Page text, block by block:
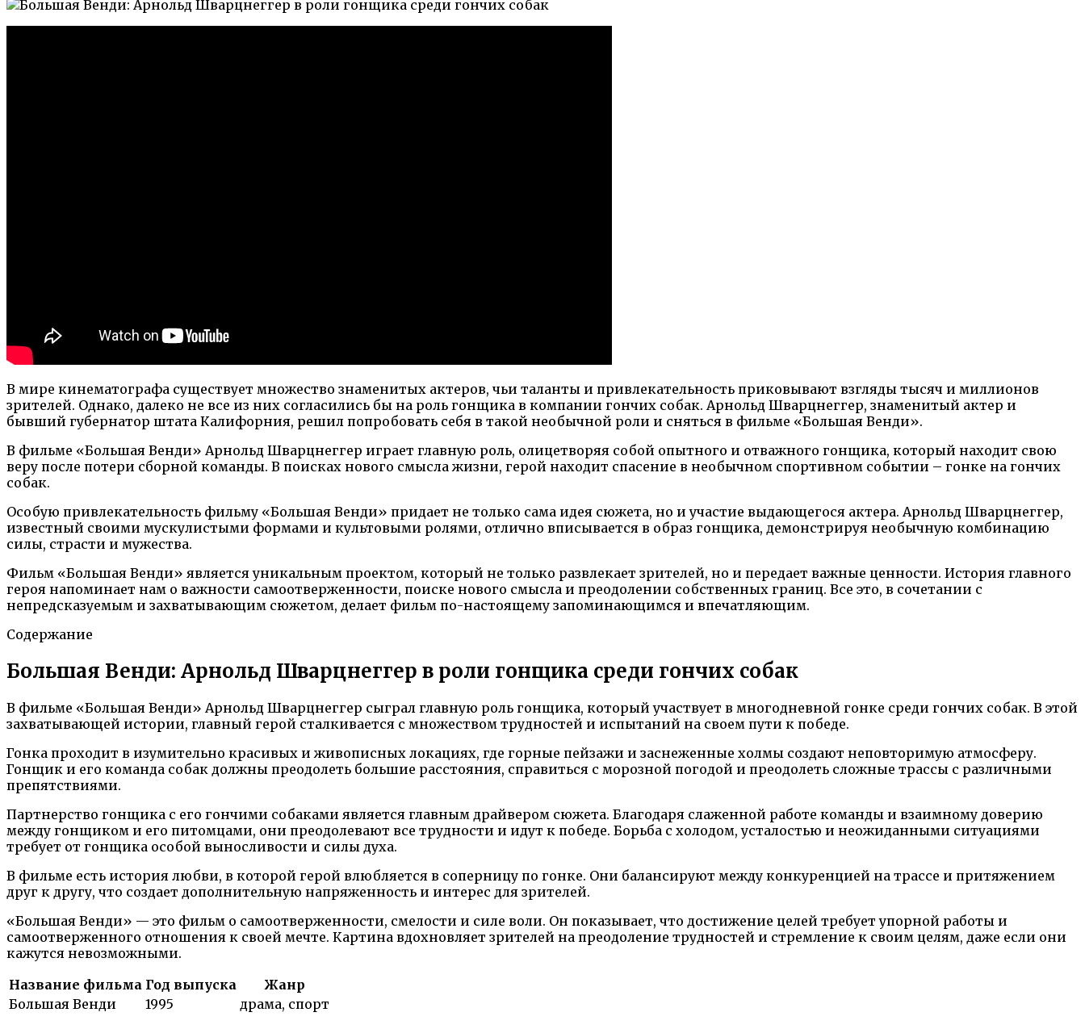
В мире кинематографа существует множество знаменитых актеров, чьи таланты и привлекательность приковывают взгляды тысяч и миллионов
зрителей. Однако, далеко не все из них согласились бы на роль гонщика в компании гончих собак. Арнольд Шварцнеггер, знаменитый актер и
бывший губернатор штата Калифорния, решил попробовать себя в такой необычной роли и сняться в фильме «Большая Венди».
В фильме «Большая Венди» Арнольд Шварцнеггер играет главную роль, олицетворяя собой опытного и отважного гонщика, который находит свою
веру после потери сборной команды. В поисках нового смысла жизни, герой находит спасение в необычном спортивном событии – гонке на гончих
собак.
Особую привлекательность фильму «Большая Венди» придает не только сама идея сюжета, но и участие выдающегося актера. Арнольд Шварцнеггер,
известный своими мускулистыми формами и культовыми ролями, отлично вписывается в образ гонщика, демонстрируя необычную комбинацию
силы, страсти и мужества.
Фильм «Большая Венди» является уникальным проектом, который не только развлекает зрителей, но и передает важные ценности. История главного
героя напоминает нам о важности самоотверженности, поиске нового смысла и преодолении собственных границ. Все это, в сочетании с
непредсказуемым и захватывающим сюжетом, делает фильм по-настоящему запоминающимся и впечатляющим.
Содержание
Большая Венди: Арнольд Шварцнеггер в роли гонщика среди гончих собак
В фильме «Большая Венди» Арнольд Шварцнеггер сыграл главную роль гонщика, который участвует в многодневной гонке среди гончих собак. В этой
захватывающей истории, главный герой сталкивается с множеством трудностей и испытаний на своем пути к победе.
Гонка проходит в изумительно красивых и живописных локациях, где горные пейзажи и заснеженные холмы создают неповторимую атмосферу.
Гонщик и его команда собак должны преодолеть большие расстояния, справиться с морозной погодой и преодолеть сложные трассы с различными
препятствиями.
Партнерство гонщика с его гончими собаками является главным драйвером сюжета. Благодаря слаженной работе команды и взаимному доверию
между гонщиком и его питомцами, они преодолевают все трудности и идут к победе. Борьба с холодом, усталостью и неожиданными ситуациями
требует от гонщика особой выносливости и силы духа.
В фильме есть история любви, в которой герой влюбляется в соперницу по гонке. Они балансируют между конкуренцией на трассе и притяжением
друг к другу, что создает дополнительную напряженность и интерес для зрителей.
«Большая Венди» — это фильм о самоотверженности, смелости и силе воли. Он показывает, что достижение целей требует упорной работы и
самоотверженного отношения к своей мечте. Картина вдохновляет зрителей на преодоление трудностей и стремление к своим целям, даже если они
кажутся невозможными.
Название фильма Год выпуска
Жанр
Большая Венди
1995 драма, спорт